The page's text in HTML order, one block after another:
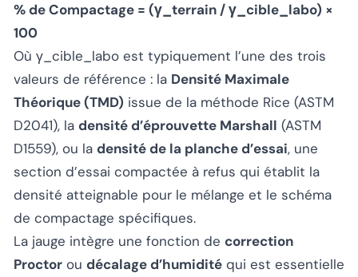
% de Compactage = (γ_terrain / γ_cible_labo) ×
100
Où γ_cible_labo est typiquement l’une des trois
valeurs de référence : la Densité Maximale
Théorique (TMD) issue de la méthode Rice (ASTM
D2041), la densité d’éprouvette Marshall (ASTM
D1559), ou la densité de la planche d’essai, une
section d’essai compactée à refus qui établit la
densité atteignable pour le mélange et le schéma
de compactage spécifiques.
La jauge intègre une fonction de correction
Proctor ou décalage d’humidité qui est essentielle